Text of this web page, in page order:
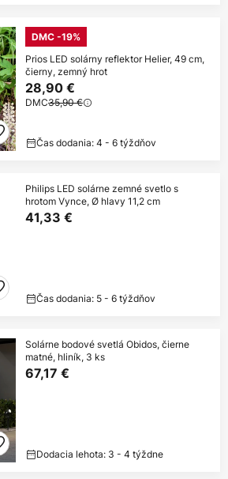
DMC -19%
Prios LED solárny reflektor Helier, 49 cm,
čierny, zemný hrot
28,90 €
DMC35,90 €
Čas dodania: 4 - 6 týždňov
Philips LED solárne zemné svetlo s
hrotom Vynce, Ø hlavy 11,2 cm
41,33 €
Čas dodania: 5 - 6 týždňov
Solárne bodové svetlá Obidos, čierne
matné, hliník, 3 ks
67,17 €
Dodacia lehota: 3 - 4 týždne